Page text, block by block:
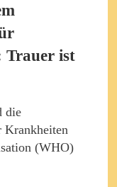
Trauer ist
die
Krankheiten
(WHO)